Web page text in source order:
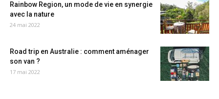
Rainbow Region, un mode de vie en synergie
avec la nature
24 mai 2022
Road trip en Australie : comment aménager
son van ?
17 mai 2022